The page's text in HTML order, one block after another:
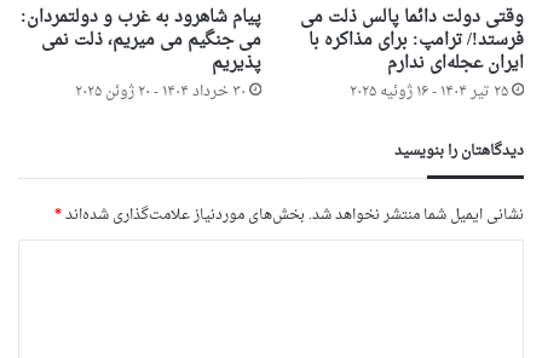
وقتی دولت دائما پالس ذلت می
فرستد!/ ترامپ: برای مذاکره با
ایران عجله‌ای ندارم
۲۵ تیر ۱۴۰۴ - ۱۶ ژوئیه ۲۰۲۵
پیام شاهرود به غرب و دولتمردان:
می جنگیم می میریم، ذلت نمی
پذیریم
۳۰ خرداد ۱۴۰۴ - ۲۰ ژوئن ۲۰۲۵
دیدگاهتان را بنویسید
نشانی ایمیل شما منتشر نخواهد شد.بخش‌های موردنیاز علامت‌گذاری شده‌اند*